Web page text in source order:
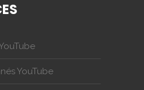
YouTube